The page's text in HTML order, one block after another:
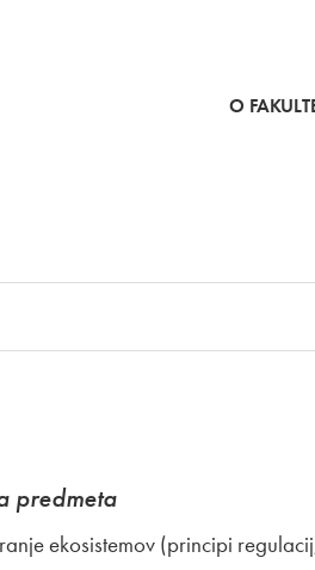
O
predmeta
ekosistemov (principi